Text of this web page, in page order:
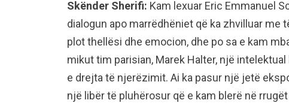
Skënder Sherifi: Kam lexuar Eric Emmanuel
dialogun apo marrëdhëniet që ka zhvilluar me
plot thellësi dhe emocion, dhe po sa e kam
mikut tim parisian, Marek Halter, një
e drejta të njerëzimit. Ai ka pasur një jetë
një libër të pluhërosur që e kam blerë në